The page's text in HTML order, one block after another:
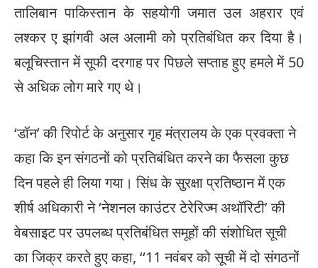
तालिबान पाकिस्तान के सहयोगी जमात उल अहरार एवं
लश्कर ए झांगवी अल अलामी को प्रतिबंधित कर दिया है।
बलूचिस्तान में सूफी दरगाह पर पिछले सप्ताह हुए हमले में 50
से अधिक लोग मारे गए थे।
‘डॉन’ की रिपोर्ट के अनुसार गृह मंत्रालय के एक प्रवक्ता ने
कहा कि इन संगठनों को प्रतिबंधित करने का फैसला कुछ
दिन पहले ही लिया गया। सिंध के सुरक्षा प्रतिष्ठान में एक
शीर्ष अधिकारी ने ‘नेशनल काउंटर टेरेरिज्म अथॉरिटी’ की
वेबसाइट पर उपलब्ध प्रतिबंधित समूहों की संशोधित सूची
का जिक्र करते हुए कहा, ‘‘11 नवंबर को सूची में दो संगठनों